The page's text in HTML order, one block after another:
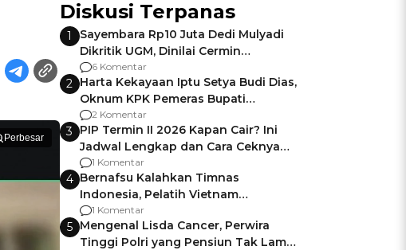
Perbesar
Diskusi Terpanas
1
Sayembara Rp10 Juta Dedi Mulyadi
Dikritik UGM, Dinilai Cermin
Gagalnya Negara Jamin Keamanan
6 Komentar
2 Harta Kekayaan Iptu Setya Budi Dias,
Oknum KPK Pemeras Bupati
Pemalang
2 Komentar
3 PIP Termin II 2026 Kapan Cair? Ini
Jadwal Lengkap dan Cara Ceknya
agar Dana Tidak Hangus!
1 Komentar
4 Bernafsu Kalahkan Timnas
Indonesia, Pelatih Vietnam
Berencana Pakai Jimat di Pakansari
1 Komentar
5 Mengenal Lisda Cancer, Perwira
Tinggi Polri yang Pensiun Tak Lama